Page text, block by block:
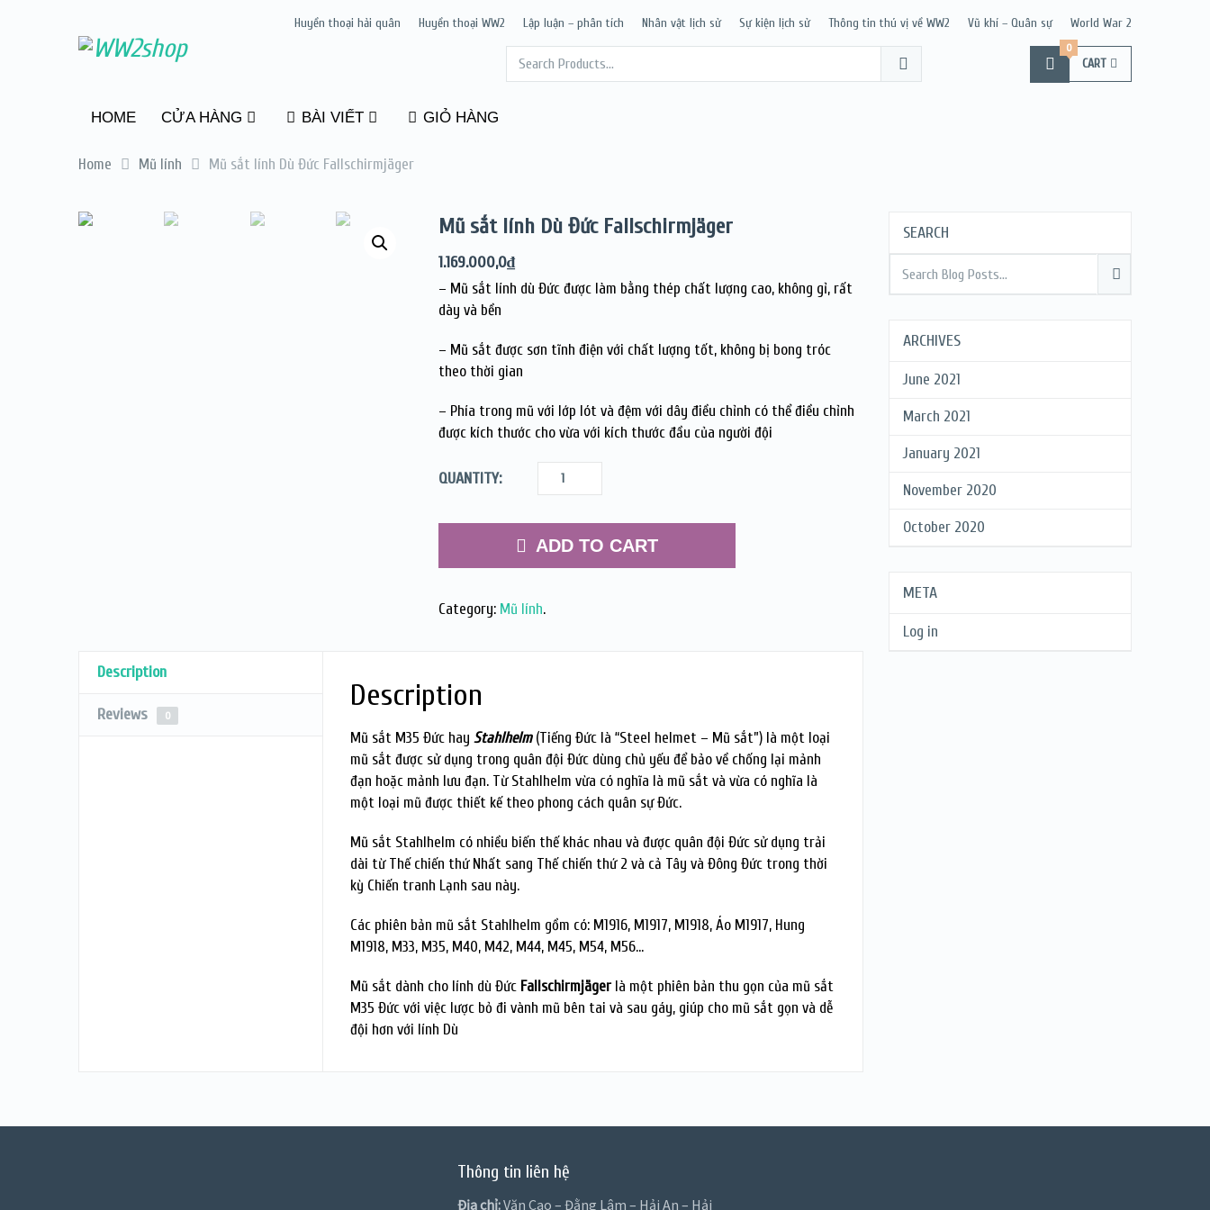
Huyền thoại hải quân Huyền thoại WW2 Lập luận – phân tích Nhân vật lịch sử Sự kiện lịch sử Thông tin thú vị về WW2 Vũ khí – Quân sự World War 2
CART
0
HOME CỬA HÀNG BÀI VIẾT GIỎ HÀNG
Home Mũ lính Mũ sắt lính Dù Đức Fallschirmjäger
Mũ sắt lính Dù Đức Fallschirmjäger
1.169.000,0₫
– Mũ sắt lính dù Đức được làm bằng thép chất lượng cao, không gỉ, rất
dày và bền
– Mũ sắt được sơn tĩnh điện với chất lượng tốt, không bị bong tróc
theo thời gian
– Phía trong mũ với lớp lót và đệm với dây điều chỉnh có thể điều chỉnh
được kích thước cho vừa với kích thước đầu của người đội
QUANTITY:
ADD TO CART
Category: Mũ lính.
Description
Reviews 0
Description
Mũ sắt M35 Đức hayStahlhelm(Tiếng Đức là “Steel helmet – Mũ sắt”) là một loại
mũ sắt được sử dụng trong quân đội Đức dùng chủ yếu để bảo về chống lại mảnh
đạn hoặc mảnh lưu đạn. Từ Stahlhelm vừa có nghĩa là mũ sắt và vừa có nghĩa là
một loại mũ được thiết kế theo phong cách quân sự Đức.
Mũ sắt Stahlhelm có nhiều biến thế khác nhau và được quân đội Đức sử dụng trải
dài từ Thế chiến thứ Nhất sang Thế chiến thứ 2 và cả Tây và Đông Đức trong thời
kỳ Chiến tranh Lạnh sau này.
Các phiên bản mũ sắt Stahlhelm gồm có: M1916, M1917, M1918, Áo M1917, Hung
M1918, M33, M35, M40, M42, M44, M45, M54, M56…
Mũ sắt dành cho lính dù Đức Fallschirmjäger là một phiên bản thu gọn của mũ sắt
M35 Đức với việc lược bỏ đi vành mũ bên tai và sau gáy, giúp cho mũ sắt gọn và dễ
đội hơn với lính Dù
SEARCH
ARCHIVES
June 2021
March 2021
January 2021
November 2020
October 2020
META
Log in
Thông tin liên hệ
Địa chỉ:Văn Cao – Đằng Lâm – Hải An – Hải